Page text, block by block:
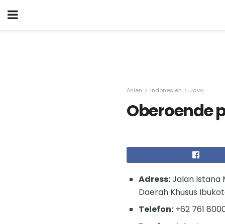
Asien Indonesien Java
Oberoende
Adress:Jalan Istana
Daerah Khusus
Telefon: +62 761